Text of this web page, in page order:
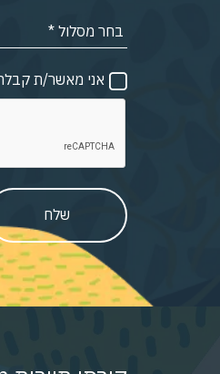
אני מאשר/ת
שלח